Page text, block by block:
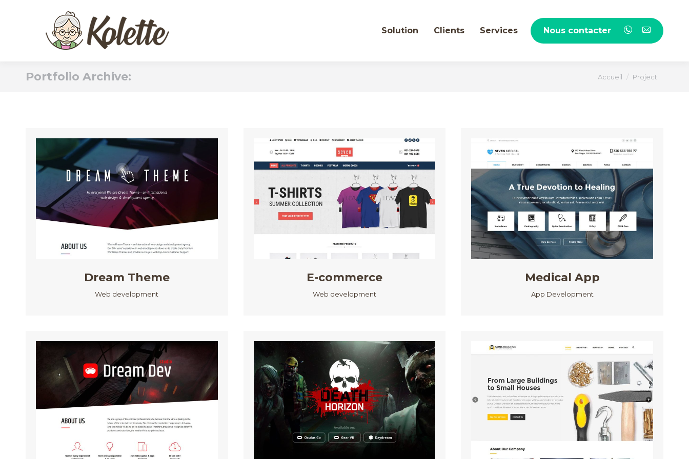
Solution Clients Services Nous contacter
Portfolio Archive: Vous êtes ici :
Accueil Project
Dream Theme
Web development
E-commerce
Web development
Medical App
App Development